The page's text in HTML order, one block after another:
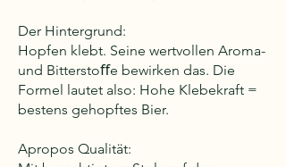
Der Hintergrund:
Hopfen klebt. Seine wertvollen Aroma-
und Bitterstoﬀe bewirken das. Die
Formel lautet also: Hohe Klebekraft =
bestens gehopftes Bier.
Apropos Qualität: